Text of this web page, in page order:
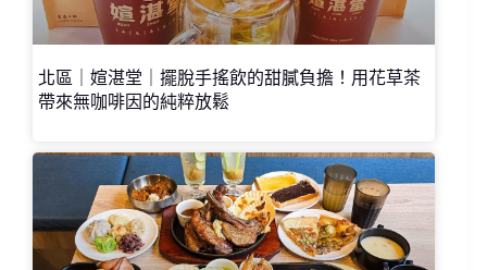
北區｜媗湛堂｜擺脫手搖飲的甜膩負擔！用花草茶
帶來無咖啡因的純粹放鬆